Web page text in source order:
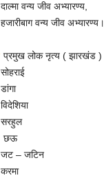
दाल्मा वन्य जीव अभ्यारण्य,
हजारीबाग वन्य जीव अभ्यारण्य।
प्रमुख लोक नृत्य ( झारखंड )
सोहराई
डांगा
विदेशिया
सरहुल
छऊ
जट – जटिन
करमा